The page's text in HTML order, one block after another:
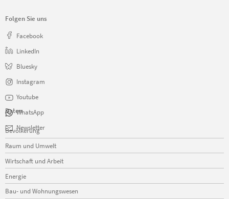
Folgen Sie uns
Facebook
LinkedIn
Bluesky
Instagram
Youtube
WhatsApp
Newsletter
Daten
Navigation
überspringen
Bevölkerung
Raum und Umwelt
Wirtschaft und Arbeit
Energie
Bau- und Wohnungswesen